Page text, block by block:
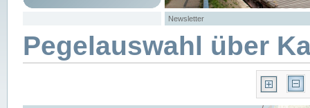
Newsletter
Pegelauswahl über